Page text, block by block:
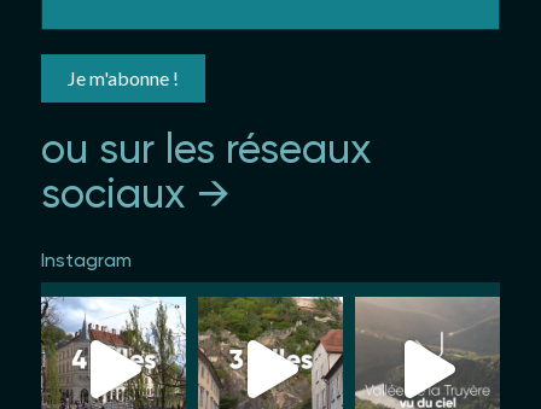
ou sur les réseaux
sociaux →
Instagram